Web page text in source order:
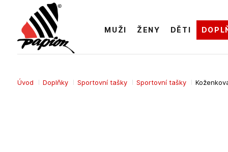
Úvod Doplňky Sportovní tašky Sportovní tašky
MUŽI ŽENY DĚTI